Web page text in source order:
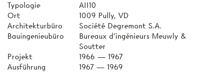
Typologie
AII10
Ort
1009 Pully, VD
Architekturbüro
Société Degremont S.A.
Bauingenieubüro
Bureaux d'ingénieurs Meuwly &
Soutter
Projekt
1966 — 1967
Ausführung
1967 — 1969